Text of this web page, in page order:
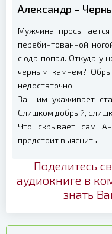
Александр –
Мужчина
перебинтованной
сюда попал. Откуда у
черным камнем?
недостаточно.
За ним ухаживает
Слишком добрый,
Что скрывает сам
предстоит выяснить.
Поделитесь
аудиокниге в
знать